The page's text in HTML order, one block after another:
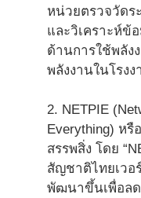
หน่วยตรวจวัดร
และวิเคราะห์ข้
ด้านการใช้พลัง
พลังงานในโรง
2. NETPIE
Everything) ห
สรรพสิ่ง โดย
สัญชาติไทยเว
พัฒนาขึ้นเพื่อล